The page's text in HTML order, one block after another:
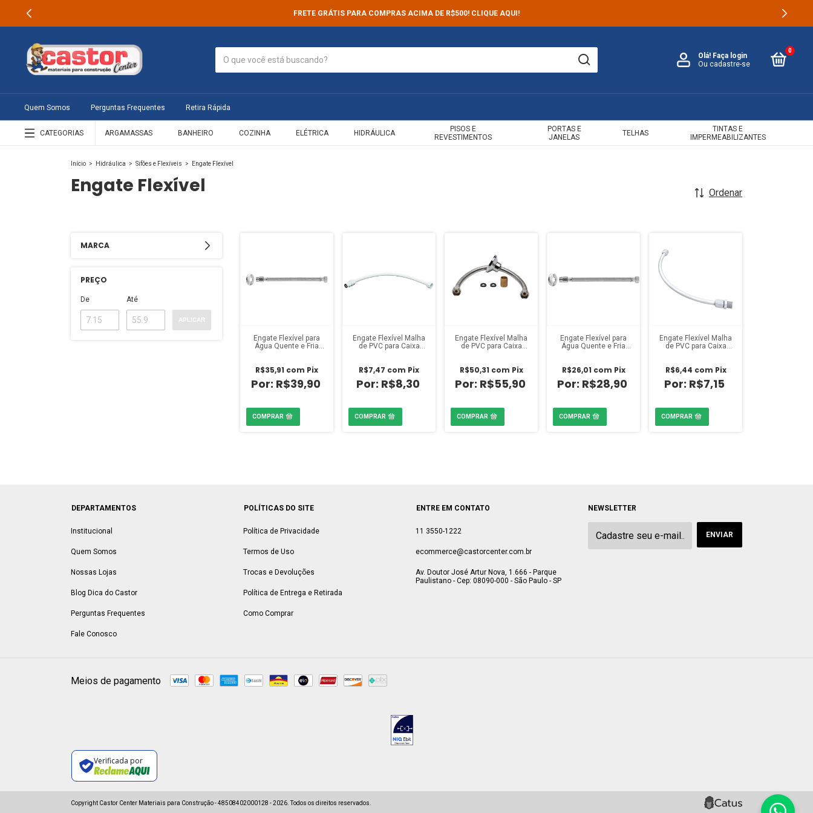
FRETE GRÁTIS PARA COMPRAS ACIMA DE R$500! CLIQUE AQUI!
Olá! Faça login
Ou cadastre-se
0
Quem Somos Perguntas Frequentes Retira Rápida
CATEGORIAS ARGAMASSAS BANHEIRO COZINHA ELÉTRICA HIDRÁULICA
PISOS E
REVESTIMENTOS
PORTAS E
JANELAS
TELHAS
TINTAS E
IMPERMEABILIZANTES
Início > Hidráulica > Sifões e Flexíveis > Engate Flexível
Engate Flexível Ordenar
MARCA
PREÇO
De Até
APLICAR
Engate Flexível para
Água Quente e Fria
R$39,90
R$35,91 com Pix
Engate Flexível Malha
de PVC para Caixa
R$8,30
R$7,47 com Pix
Engate Flexível Malha
de PVC para Caixa
R$55,90
R$50,31 com Pix
Engate Flexível para
Água Quente e Fria
R$28,90
R$26,01 com Pix
Engate Flexível Malha
de PVC para Caixa
R$7,15
R$6,44 com Pix
DEPARTAMENTOS
Institucional
Quem Somos
Nossas Lojas
Blog Dica do Castor
Perguntas Frequentes
Fale Conosco
POLÍTICAS DO SITE
Política de Privacidade
Termos de Uso
Trocas e Devoluções
Política de Entrega e Retirada
Como Comprar
ENTRE EM CONTATO
11 3550-1222
ecommerce@castorcenter.com.br
Av. Doutor José Artur Nova, 1.666 - Parque
Paulistano - Cep: 08090-000 - São Paulo - SP
NEWSLETTER
Meios de pagamento
Verificada por
Copyright Castor Center Materiais para Construção - 48508402000128 - 2026. Todos os direitos reservados.